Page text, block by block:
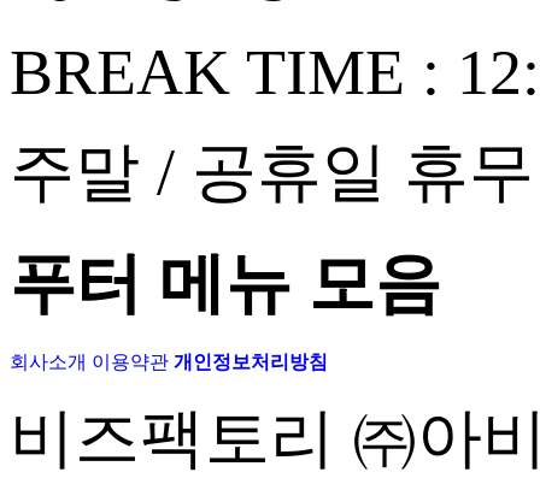
BREAK TIME :
주말 / 공휴일 휴무
푸터 메뉴 모음
회사소개 이용약관 개인정보처리방침
비즈팩토리 ㈜아